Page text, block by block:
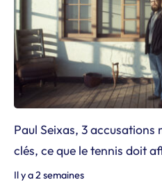
Paul Seixas, 3 accusations
clés, ce que le tennis doit
Il y a 2 semaines